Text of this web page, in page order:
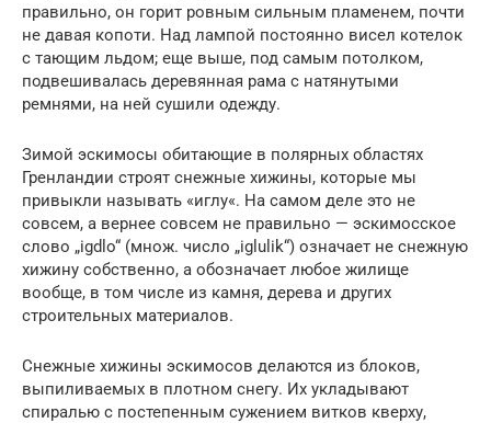
правильно, он горит ровным сильным пламенем, почти
не давая копоти. Над лампой постоянно висел котелок
с тающим льдом; еще выше, под самым потолком,
подвешивалась деревянная рама с натянутыми
ремнями, на ней сушили одежду.
Зимой эскимосы обитающие в полярных областях
Гренландии строят снежные хижины, которые мы
привыкли называть «иглу«. На самом деле это не
совсем, а вернее совсем не правильно — эскимосское
слово „igdlo“ (множ. число „iglulik“) означает не снежную
хижину собственно, а обозначает любое жилище
вообще, в том числе из камня, дерева и других
строительных материалов.
Снежные хижины эскимосов делаются из блоков,
выпиливаемых в плотном снегу. Их укладывают
спиралью с постепенным сужением витков кверху,